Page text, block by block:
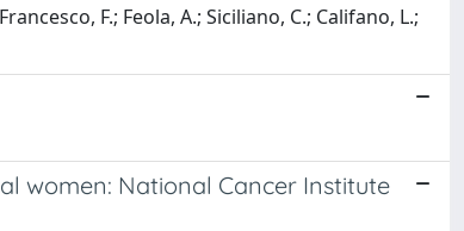
F.; Feola, A.; Siciliano, C.; Califano, L.;
women: National Cancer Institute